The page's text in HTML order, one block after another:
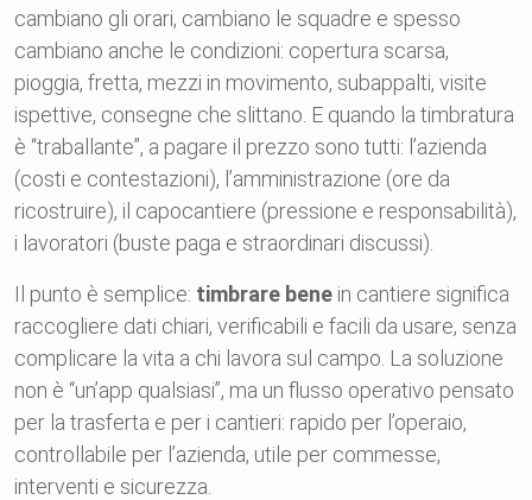
cambiano gli orari, cambiano le squadre e spesso
cambiano anche le condizioni: copertura scarsa,
pioggia, fretta, mezzi in movimento, subappalti, visite
ispettive, consegne che slittano. E quando la timbratura
è “traballante”, a pagare il prezzo sono tutti: l’azienda
(costi e contestazioni), l’amministrazione (ore da
ricostruire), il capocantiere (pressione e responsabilità),
i lavoratori (buste paga e straordinari discussi).
Il punto è semplice: timbrare bene in cantiere significa
raccogliere dati chiari, verificabili e facili da usare, senza
complicare la vita a chi lavora sul campo. La soluzione
non è “un’app qualsiasi”, ma un flusso operativo pensato
per la trasferta e per i cantieri: rapido per l’operaio,
controllabile per l’azienda, utile per commesse,
interventi e sicurezza.